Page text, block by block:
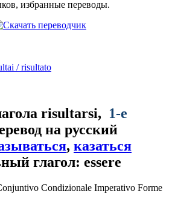
избранные переводы.
/ risultato
risultarsi, 1-е
, казаться
глагол: essere
Condizionale Imperativo Forme